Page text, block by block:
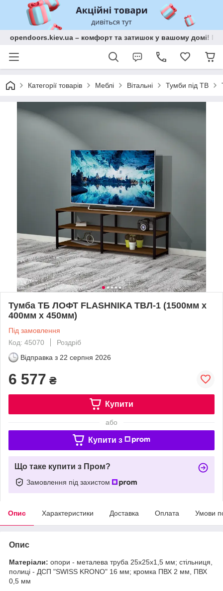
opendoors.kiev.ua – комфорт та затишок у вашому домі!
Категорії товарів Меблі Вітальні Тумби під ТВ
Тумба ТБ ЛОФТ FLASHNIKA ТВЛ-1 (1500мм x
400мм x 450мм)
Під замовлення
Код: 45070
Роздріб
Відправка з 22 серпня 2026
6 577 ₴
Купити
або
Купити з
Що таке купити з Пром?
Замовлення під захистом
Опис Характеристики Доставка Оплата Умови
Опис
Матеріали: опори - металева труба 25х25х1,5 мм; стільниця,
полиці - ДСП "SWISS KRONO" 16 мм; кромка ПВХ 2 мм, ПВХ
0,5 мм